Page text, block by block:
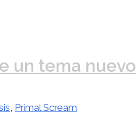
un tema nuevo
Primal Scream